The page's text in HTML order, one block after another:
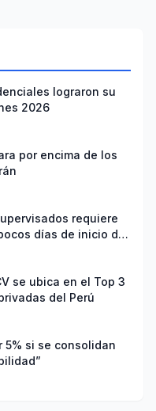
lograron su
2026
por encima de los
requiere
días de inicio del
se ubica en el Top 3
del Perú
5% si se consolidan